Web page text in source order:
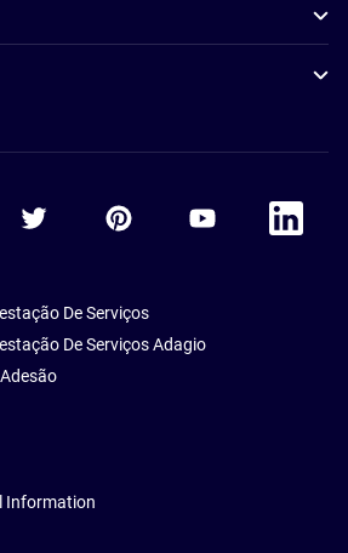
Accor TwitterAccor PinterestAccor Youtube
Accor
De Serviços
De Serviços Adagio
Information